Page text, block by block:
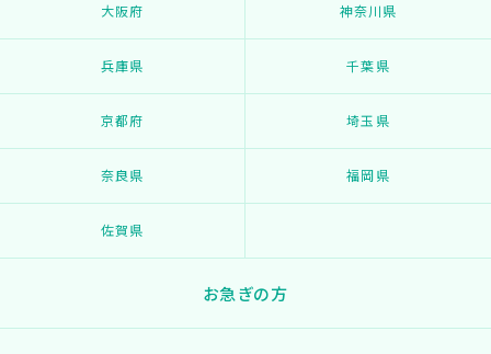
大阪府 神奈川県
兵庫県 千葉県
京都府 埼玉県
奈良県 福岡県
佐賀県
お急ぎの方